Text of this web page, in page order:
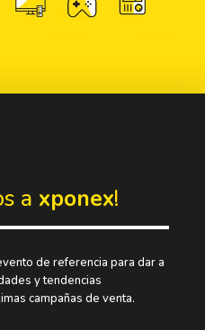
a xponex!
de referencia para dar a
y tendencias
campañas de venta.